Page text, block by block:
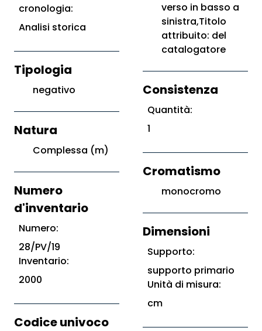
cronologia:
Analisi storica
Tipologia
negativo
Natura
Complessa (m)
Numero
d'inventario
Numero:
28/PV/19
Inventario:
2000
Codice univoco
verso in basso a
sinistra,Titolo
attribuito: del
catalogatore
Consistenza
Quantità:
1
Cromatismo
monocromo
Dimensioni
Supporto:
supporto primario
Unità di misura:
cm